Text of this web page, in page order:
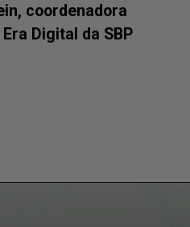
coordenadora
Digital da SBP